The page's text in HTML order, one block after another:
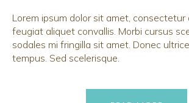
Lorem ipsum dolor sit amet, consectetur
feugiat aliquet convallis. Morbi cursus
sodales mi fringilla sit amet. Donec
tempus. Sed scelerisque.